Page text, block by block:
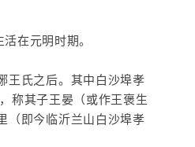
在元明时期。
王氏之后。其中白沙埠孝
称其子王晏（或作王褒生
（即今临沂兰山白沙埠孝